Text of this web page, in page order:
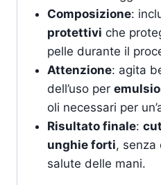
Composizione:
protettivi che
pelle durante il
Attenzione: agita
dell’uso per
oli necessari per
Risultato finale:
unghie forti, senza
salute delle mani.